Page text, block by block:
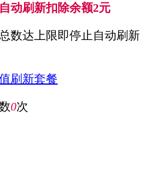
动刷新扣除余额2元
数达上限即停止自动刷新
刷新套餐
0次